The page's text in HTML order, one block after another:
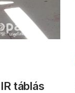
táblás